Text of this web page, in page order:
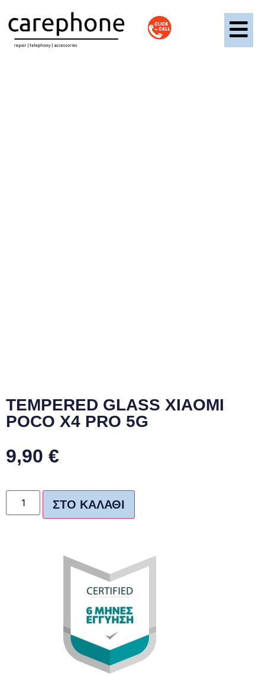
TEMPERED GLASS XIAOMI
POCO X4 PRO 5G
9,90 €
ΣΤΟ ΚΑΛΆΘΙ